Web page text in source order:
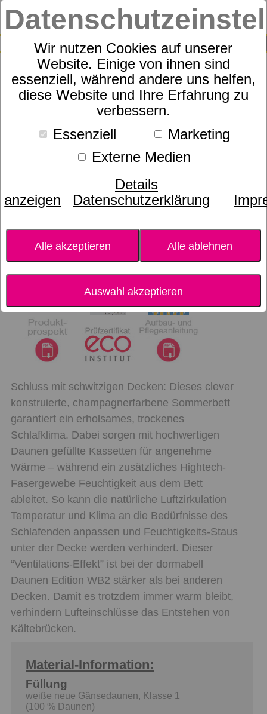
Wir nutzen Cookies auf unserer
Website. Einige von ihnen sind
essenziell, während andere uns helfen,
diese Website und Ihre Erfahrung zu
verbessern.
Essenziell
Marketing
Externe Medien
Details
anzeigen
Datenschutzerklärung
Alle akzeptieren Alle ablehnen
Auswahl akzeptieren
SUCHE
0
Zudecke
dormabell Daunen Edition
WB 2
Schluss mit schwitzigen Decken: Dieses clever
konstruierte, champagnerfarbene Sommerbett
garantiert ein erholsames, trockenes
Schlafklima. Dabei sorgen mit hochwertigen
Daunen gefüllte Kassetten für angenehme
Wärme – während ein zusätzliches Hightech-
Fasergewebe Feuchtigkeit aus dem Bett
ableitet. So kann die natürliche Luftzirkulation
Temperatur und Klima an die Bedürfnisse des
Schlafenden anpassen und Feuchtigkeits-Staus
unter der Decke werden verhindert. Dieser
“Ventilations-Effekt” ist bei der dormabell
Daunen Edition WB2 stärker als bei anderen
Decken. Damit es trotzdem immer warm bleibt,
verhindern Lufteinschlüsse das Entstehen von
Kältebrücken.
Material-Information:
Füllung
weiße neue Gänsedaunen, Klasse 1
(100 % Daunen)